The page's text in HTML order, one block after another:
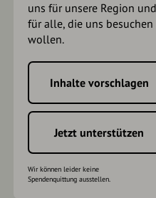
uns für unsere Region und
für alle, die uns besuchen
wollen.
Inhalte vorschlagen
Jetzt unterstützen
Wir können leider keine
Spendenquittung ausstellen.